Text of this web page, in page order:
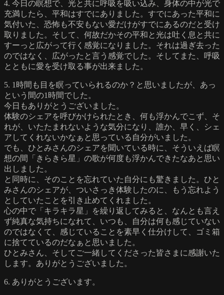
4. 今日の瞑想で、光と共に呼吸を吸い込み、身体の中が光で
充満したら、平和はすでにありました。すでにあった平和に
気付いた、恐怖も不安もない愛だけがすでにあるのだと受け
取りました。そして、何故だかその平和と光は吐く息と共に
すーっと広がって行く感覚になりました。それは過ぎ去った
のではなく、広がったと言う感覚でした。そしてまた、呼吸
とともに愛を受け取る事が出来ました。
5. 1時間も目を瞑っていられるのか？と思いましたが、あっ
という間の1時間でした。
今日もありがとうございました。
体験のシェアを呼びかけられたとき、何も浮かんでこず、そ
れが、いたたまれないような気分になり、誰か、早く、シェ
アしてくれないかなぁと思っている自分がいました。
でも、ひとみさんのシェアを聞いている時に、そういえば瞑
想の間「きらきら星」の歌が何度も浮かんできたなあと思い
出しました。
と同時に、そのことを忘れていた自分にも驚きました。ひと
みさんのシェアが、ついさっき体験したのに、もう忘れよう
としていたことを引き止めてくれました。
心の中で「キラキラ星」を繰り返してみると、なんとも言え
ず純真な気持ちになれて、いつも、自分は何も感じていない
のではなくて、感じていることを素早く仕分けして、ゴミ箱
に捨てているのだなぁと思いました。
ひとみさん、そしてご一緒してくださった皆さまに感謝いた
します。ありがとうございました。
6. ありがとうございます。